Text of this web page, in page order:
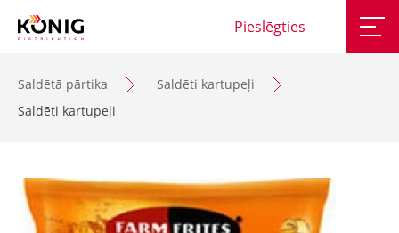
Pieslēgties
Saldētā pārtika
Saldēti kartupeļi
Saldēti kartupeļi